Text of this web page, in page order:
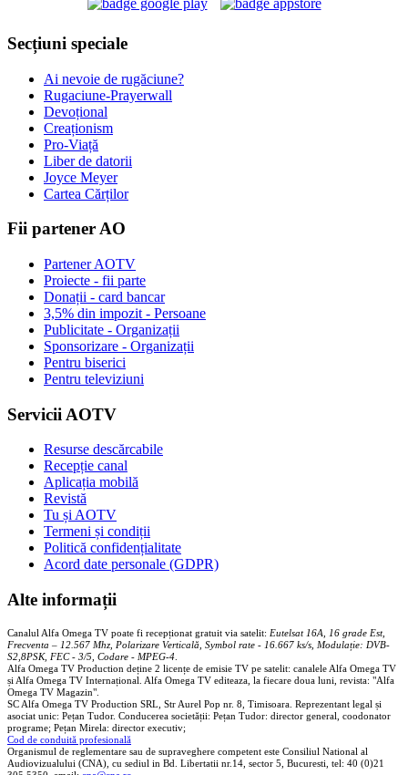
Secțiuni speciale
Ai nevoie de rugăciune?
Rugaciune-Prayerwall
Devoțional
Creaționism
Pro-Viață
Liber de datorii
Joyce Meyer
Cartea Cărților
Fii partener AO
Partener AOTV
Proiecte - fii parte
Donații - card bancar
3,5% din impozit - Persoane
Publicitate - Organizații
Sponsorizare - Organizații
Pentru biserici
Pentru televiziuni
Servicii AOTV
Resurse descărcabile
Recepție canal
Aplicația mobilă
Revistă
Tu și AOTV
Termeni și condiții
Politică confidențialitate
Acord date personale (GDPR)
Alte informații
Canalul Alfa Omega TV poate fi recepționat gratuit via satelit: Eutelsat 16A, 16 grade Est,
Frecventa – 12.567 Mhz, Polarizare Verticală, Symbol rate - 16.667 ks/s, Modulație: DVB-
S2,8PSK, FEC - 3/5, Codare - MPEG-4
Alfa Omega TV Production deține 2 licențe de emisie TV pe satelit: canalele Alfa Omega TV
și Alfa Omega TV Internațional. Alfa Omega TV editeaza, la fiecare doua luni, revista: "Alfa
Omega TV Magazin".
SC Alfa Omega TV Production SRL, Str Aurel Pop nr. 8, Timisoara. Reprezentant legal și
asociat unic: Pețan Tudor. Conducerea societății: Pețan Tudor: director general, coodonator
programe; Pețan Mirela: director executiv;
Cod de conduită profesională
Organismul de reglementare sau de supraveghere competent este Consiliul National al
Audiovizualului (CNA), cu sediul in Bd. Libertatii nr.14, sector 5, Bucuresti, tel: 40 (0)21